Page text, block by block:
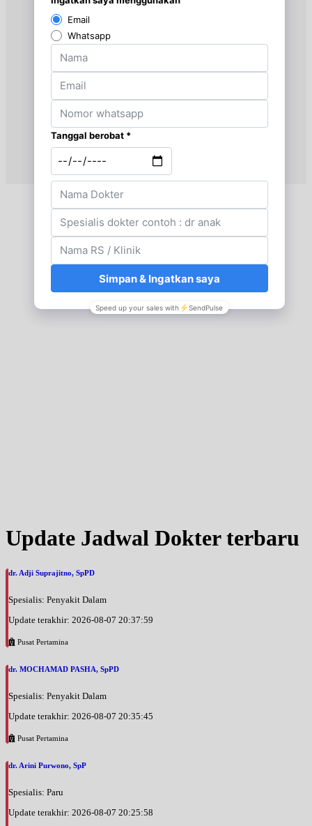
Jam 17:00 - 19:00
Jumat, 28/08/2026
Jam 17:00 - 19:00
Senin, 31/08/2026
Jam 17:00 - 19:00
Selasa, 01/09/2026
Jam 17:00 - 19:00
Rabu, 02/09/2026
Jam 17:00 - 19:00
Jam 17:00 - 19:00
Update Jadwal Dokter terbaru
dr. Adji Suprajitno, SpPD
Spesialis: Penyakit Dalam
Update terakhir: 2026-08-07 20:37:59
Pusat Pertamina
dr. MOCHAMAD PASHA, SpPD
Spesialis: Penyakit Dalam
Update terakhir: 2026-08-07 20:35:45
Pusat Pertamina
dr. Arini Purwono, SpP
Spesialis: Paru
Update terakhir: 2026-08-07 20:25:58